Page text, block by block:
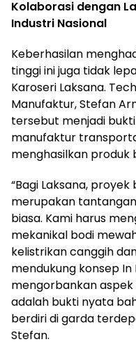
Kolaborasi dengan
Industri Nasional
Keberhasilan
tinggi ini juga tidak
Karoseri Laksana.
Manufaktur, Stefan
tersebut menjadi
manufaktur
menghasilkan produk
“Bagi Laksana,
merupakan
biasa. Kami harus
mekanikal bodi
kelistrikan canggih
mendukung konsep
mengorbankan
adalah bukti nyata
berdiri di garda
Stefan.